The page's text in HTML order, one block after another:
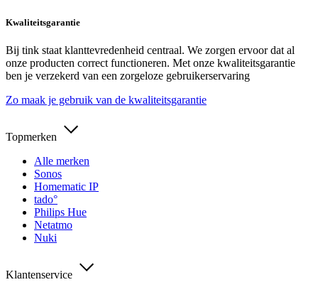
Kwaliteitsgarantie
Bij tink staat klanttevredenheid centraal. We zorgen ervoor dat al
onze producten correct functioneren. Met onze kwaliteitsgarantie
ben je verzekerd van een zorgeloze gebruikerservaring
Zo maak je gebruik van de kwaliteitsgarantie
Topmerken
Alle merken
Sonos
Homematic IP
tado°
Philips Hue
Netatmo
Nuki
Klantenservice